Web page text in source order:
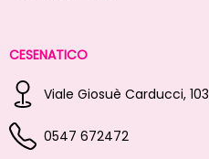
CESENATICO
Viale Giosuè Carducci, 103
0547 672472